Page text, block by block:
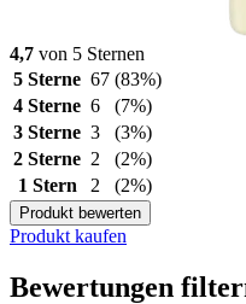
4,7 von 5 Sternen
5 Sterne 67 (83%)
4 Sterne 6
(7%)
3 Sterne 3
(3%)
2 Sterne 2
(2%)
1 Stern
2 (2%)
Produkt bewerten
Produkt kaufen
Bewertungen